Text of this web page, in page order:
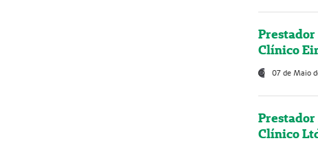
Prestador
Clínico
07 de Maio
Prestador
Clínico